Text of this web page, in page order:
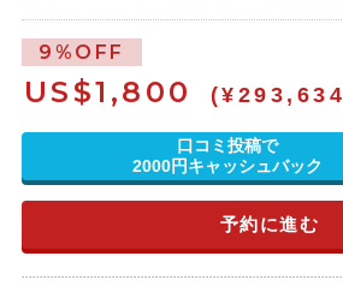
9%OFF
US$1,800 (¥293,634
口コミ投稿で
2000円キャッシュバック
予約に進む